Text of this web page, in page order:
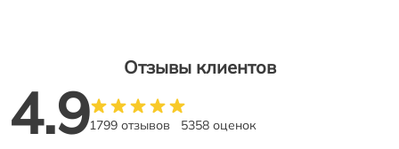
Отзывы клиентов
4.91799 отзывов 5358 оценок